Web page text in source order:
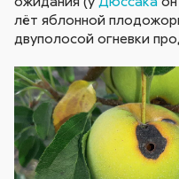
лёт яблонной
двуполосой огневки